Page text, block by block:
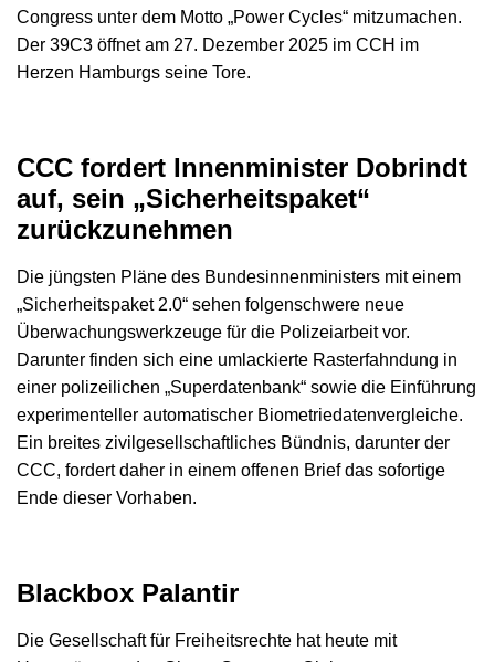
Congress unter dem Motto „Power Cycles“ mitzumachen.
Der 39C3 öffnet am 27. Dezember 2025 im CCH im
Herzen Hamburgs seine Tore.
CCC fordert Innenminister Dobrindt
auf, sein „Sicherheitspaket“
zurückzunehmen
Die jüngsten Pläne des Bundesinnenministers mit einem
„Sicherheitspaket 2.0“ sehen folgenschwere neue
Überwachungswerkzeuge für die Polizeiarbeit vor.
Darunter finden sich eine umlackierte Rasterfahndung in
einer polizeilichen „Superdatenbank“ sowie die Einführung
experimenteller automatischer Biometriedatenvergleiche.
Ein breites zivilgesellschaftliches Bündnis, darunter der
CCC, fordert daher in einem offenen Brief das sofortige
Ende dieser Vorhaben.
Blackbox Palantir
Die Gesellschaft für Freiheitsrechte hat heute mit